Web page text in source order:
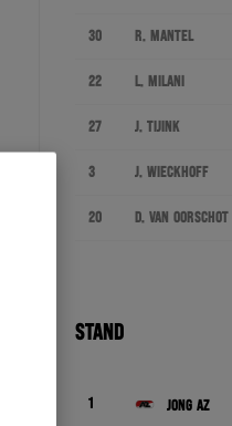
30 R. Mantel
22 L. Milani
27 J. Tijink
3 J. Wieckhoff
20 D. van Oorschot
STAND
1 Jong AZ